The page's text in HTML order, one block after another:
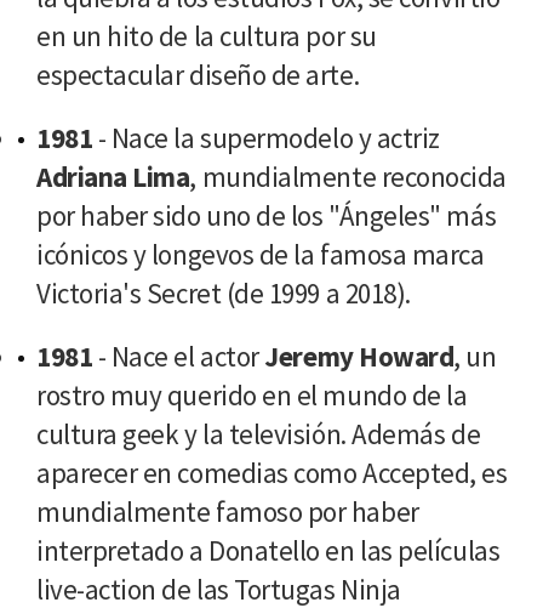
en un hito de la cultura por su
espectacular diseño de arte.
1981 - Nace la supermodelo y actriz
Adriana Lima, mundialmente reconocida
por haber sido uno de los "Ángeles" más
icónicos y longevos de la famosa marca
Victoria's Secret (de 1999 a 2018).
1981 - Nace el actorJeremy Howard, un
rostro muy querido en el mundo de la
cultura geek y la televisión. Además de
aparecer en comedias como Accepted, es
mundialmente famoso por haber
interpretado a Donatello en las películas
live-action de las Tortugas Ninja